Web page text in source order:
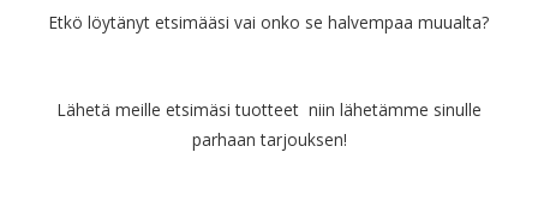
Etkö löytänyt etsimääsi vai onko se halvempaa muualta?
Lähetä meille etsimäsi tuotteet niin lähetämme sinulle
parhaan tarjouksen!